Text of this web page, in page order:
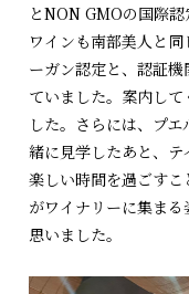
とNON GMOの国際
ワインも南部美人と
ーガン認定と、認証
ていました。案内し
した。さらには、プ
緒に見学したあと、テ
楽しい時間を過ごす
がワイナリーに集ま
思いました。